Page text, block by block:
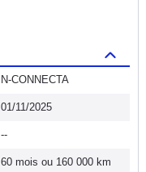
N-CONNECTA
01/11/2025
--
60 mois ou 160 000 km